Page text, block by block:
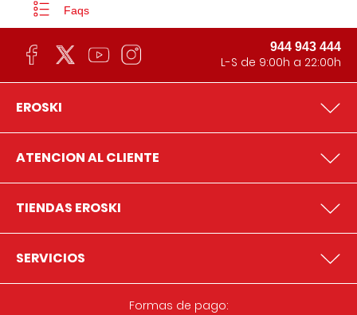
Faqs
944 943 444
L-S de 9:00h a 22:00h
EROSKI
ATENCION AL CLIENTE
TIENDAS EROSKI
SERVICIOS
Formas de pago: